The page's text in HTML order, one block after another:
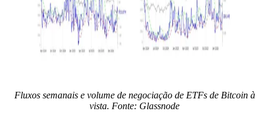
Fluxos semanais e volume de negociação de ETFs de Bitcoin à
vista. Fonte: Glassnode